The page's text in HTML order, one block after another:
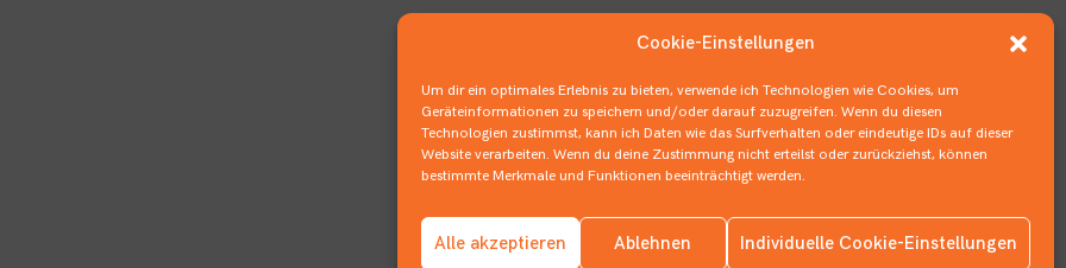
Cookie-Einstellungen
Um dir ein optimales Erlebnis zu bieten, verwende ich Technologien wie Cookies, um
Geräteinformationen zu speichern und/oder darauf zuzugreifen. Wenn du diesen
Technologien zustimmst, kann ich Daten wie das Surfverhalten oder eindeutige IDs auf dieser
Website verarbeiten. Wenn du deine Zustimmung nicht erteilst oder zurückziehst, können
bestimmte Merkmale und Funktionen beeinträchtigt werden.
Alle akzeptieren Ablehnen Individuelle Cookie-Einstellungen
Datenschutzerklärung